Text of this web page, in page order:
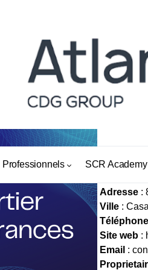
Professionnels SCRMMH
Adresse :
Ville :
Téléphone
Site web :
Email :